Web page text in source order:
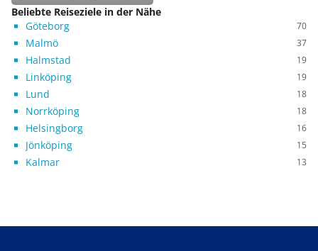
Beliebte Reiseziele in der Nähe
Göteborg
70
Malmö 37
Halmstad 19
Linköping 19
Lund 18
Norrköping 18
Helsingborg 16
Jönköping 15
Kalmar 13